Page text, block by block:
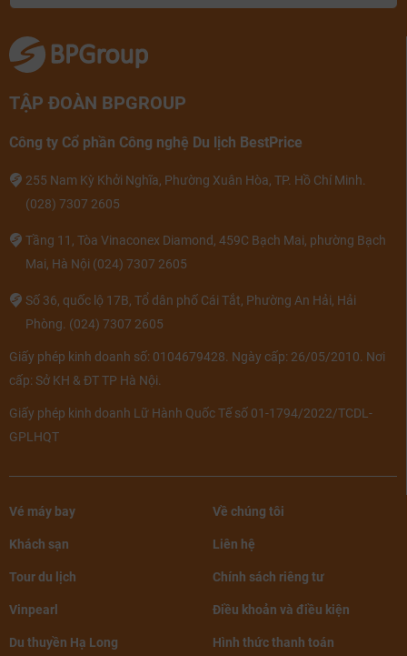
TẬP ĐOÀN BPGROUP
Công ty Cổ phần Công nghệ Du lịch BestPrice
255 Nam Kỳ Khởi Nghĩa, Phường Xuân Hòa, TP. Hồ Chí Minh.
(028) 7307 2605
Tầng 11, Tòa Vinaconex Diamond, 459C Bạch Mai, phường Bạch
Mai, Hà Nội (024) 7307 2605
Số 36, quốc lộ 17B, Tổ dân phố Cái Tắt, Phường An Hải, Hải
Phòng. (024) 7307 2605
Giấy phép kinh doanh số: 0104679428. Ngày cấp: 26/05/2010. Nơi
cấp: Sở KH & ĐT TP Hà Nội.
Giấy phép kinh doanh Lữ Hành Quốc Tế số 01-1794/2022/TCDL-
GPLHQT
Vé máy bay
Khách sạn
Tour du lịch
Vinpearl
Du thuyền Hạ Long
Về chúng tôi
Liên hệ
Chính sách riêng tư
Điều khoản và điều kiện
Hình thức thanh toán